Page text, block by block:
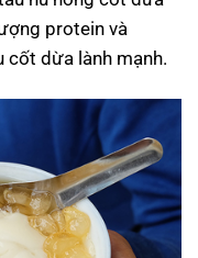
protein và
cốt dừa lành mạnh.